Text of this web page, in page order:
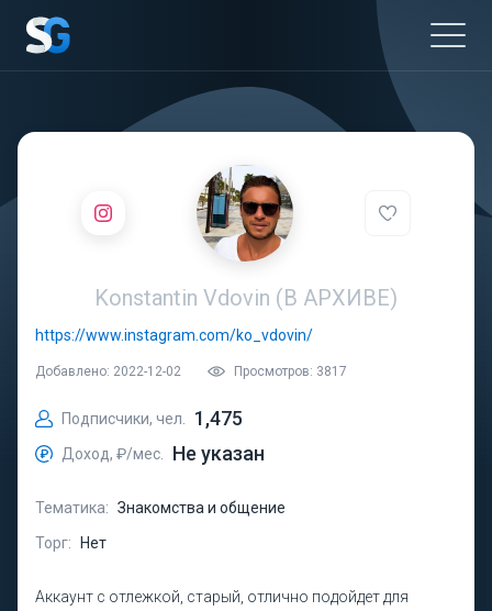
Konstantin Vdovin (В АРХИВЕ)
https://www.instagram.com/ko_vdovin/
Добавлено: 2022-12-02 Просмотров: 3817
Подписчики, чел. 1,475
Доход, ₽/мес. Не указан
Тематика: Знакомства и общение
Торг:
Нет
Аккаунт с отлежкой, старый, отлично подойдет для